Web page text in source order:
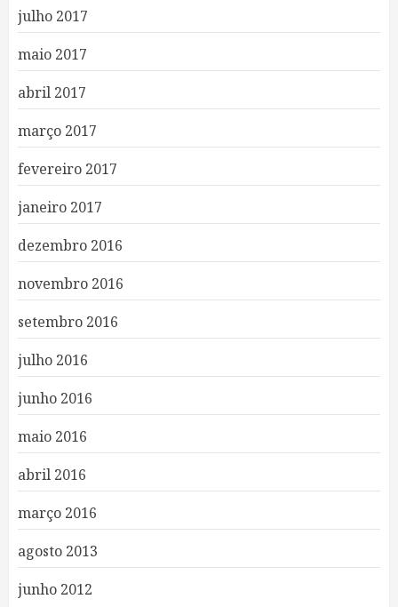
julho 2017
maio 2017
abril 2017
março 2017
fevereiro 2017
janeiro 2017
dezembro 2016
novembro 2016
setembro 2016
julho 2016
junho 2016
maio 2016
abril 2016
março 2016
agosto 2013
junho 2012